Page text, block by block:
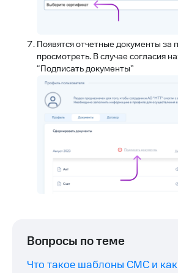
Появятся отчетные документы за
просмотреть. В случае согласия
“Подписать документы”
Вопросы по теме
Что такое шаблоны СМС и